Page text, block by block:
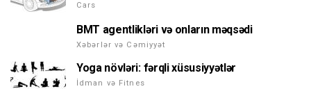
Cars
BMT agentlikləri və onların məqsədi
Xəbərlər və Cəmiyyət
Yoga növləri: fərqli xüsusiyyətlər
İdman və Fitnes